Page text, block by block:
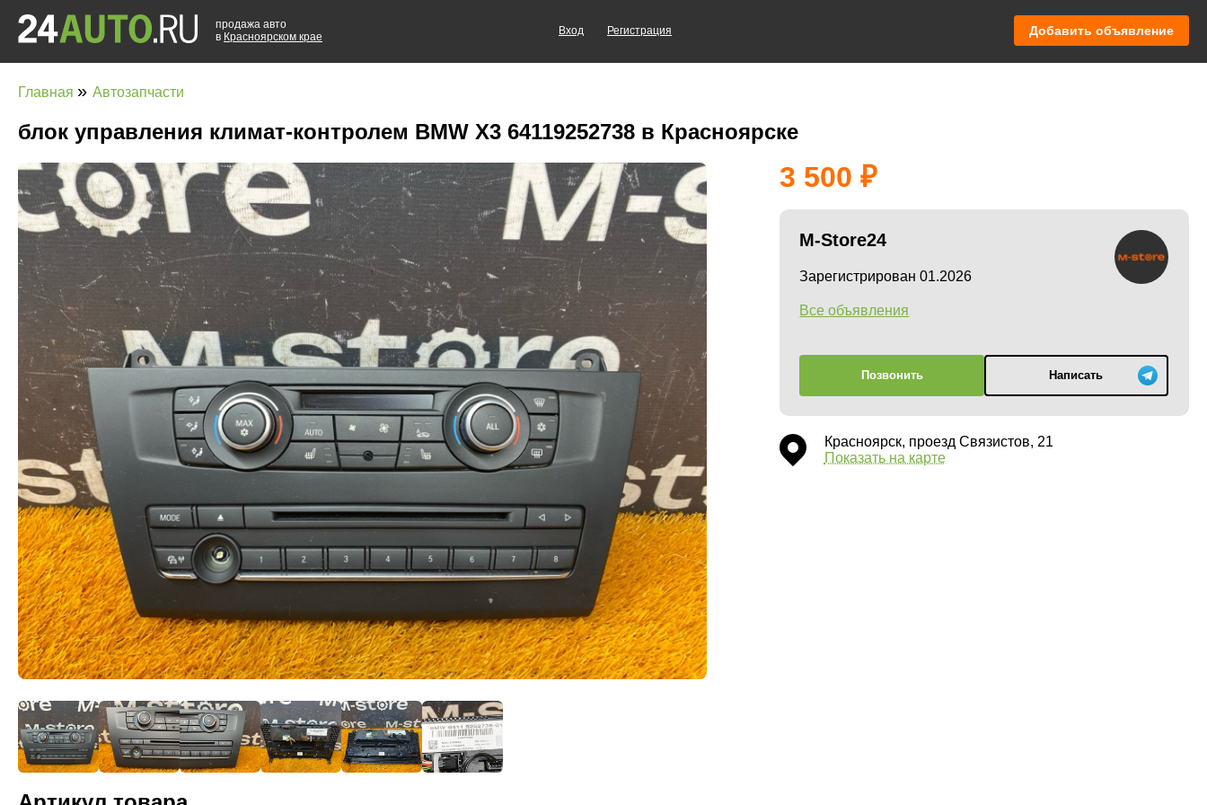
продажа авто
в Красноярском крае
Вход Регистрация Добавить объявление
Главная » Автозапчасти
блок управления климат-контролем BMW X3 64119252738 в Красноярске
3 500
M-Store24
Зарегистрирован 01.2026
Все объявления
Позвонить Написать
Красноярск, проезд Связистов, 21
Показать на карте